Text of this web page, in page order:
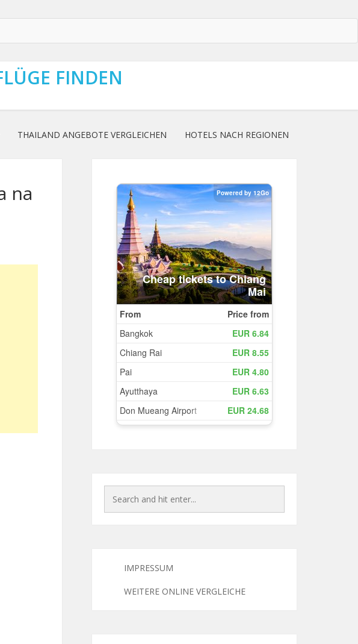
FINDEN
THAILAND ANGEBOTE VERGLEICHEN HOTELS NACH REGIONEN
na
IMPRESSUM
WEITERE ONLINE VERGLEICHE